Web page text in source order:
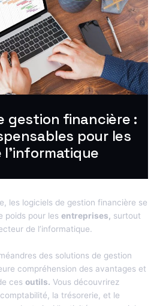
gestion financière :
pour les
les logiciels de gestion financière se
poids pour les entreprises, surtout
de l’informatique.
des solutions de gestion
compréhension des avantages et
ces outils. Vous découvrirez
la trésorerie, et le